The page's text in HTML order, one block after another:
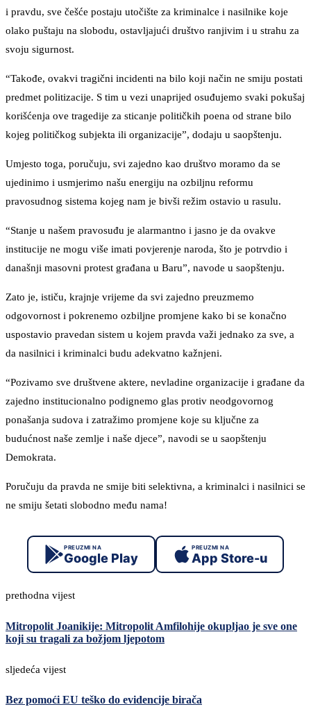
i pravdu, sve češće postaju utočište za kriminalce i nasilnike koje
olako puštaju na slobodu, ostavljajući društvo ranjivim i u strahu za
svoju sigurnost.
“Takođe, ovakvi tragični incidenti na bilo koji način ne smiju postati
predmet politizacije. S tim u vezi unaprijed osuđujemo svaki pokušaj
korišćenja ove tragedije za sticanje političkih poena od strane bilo
kojeg političkog subjekta ili organizacije”, dodaju u saopštenju.
Umjesto toga, poručuju, svi zajedno kao društvo moramo da se
ujedinimo i usmjerimo našu energiju na ozbiljnu reformu
pravosudnog sistema kojeg nam je bivši režim ostavio u rasulu.
“Stanje u našem pravosuđu je alarmantno i jasno je da ovakve
institucije ne mogu više imati povjerenje naroda, što je potrvdio i
današnji masovni protest građana u Baru”, navode u saopštenju.
Zato je, ističu, krajnje vrijeme da svi zajedno preuzmemo
odgovornost i pokrenemo ozbiljne promjene kako bi se konačno
uspostavio pravedan sistem u kojem pravda važi jednako za sve, a
da nasilnici i kriminalci budu adekvatno kažnjeni.
“Pozivamo sve društvene aktere, nevladine organizacije i građane da
zajedno institucionalno podignemo glas protiv neodgovornog
ponašanja sudova i zatražimo promjene koje su ključne za
budućnost naše zemlje i naše djece”, navodi se u saopštenju
Demokrata.
Poručuju da pravda ne smije biti selektivna, a kriminalci i nasilnici se
ne smiju šetati slobodno među nama!
PREUZMI NA
Google Play
PREUZMI NA
App Store-u
prethodna vijest
Mitropolit Joanikije: Mitropolit Amfilohije okupljao je sve one
koji su tragali za božjom ljepotom
sljedeća vijest
Bez pomoći EU teško do evidencije birača